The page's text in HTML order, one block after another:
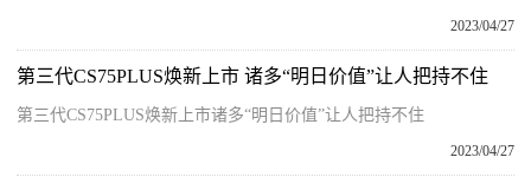
2023/04/27
第三代CS75PLUS焕新上市 诸多“明日价值”让人把持不住
第三代CS75PLUS焕新上市诸多“明日价值”让人把持不住
2023/04/27